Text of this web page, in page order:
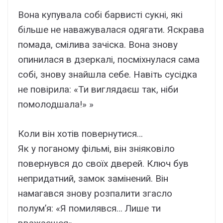
Вона купувала собі барвисті сукні, які
більше не наважувалася одягати. Яскрава
помада, смілива зачіска. Вона знову
опинилася в дзеркалі, посміхнулася сама
собі, знову знайшла себе. Навіть сусідка
не повірила: «Ти виглядаєш так, ніби
помолодшала!» »
Коли він хотів повернутися…
Як у поганому фільмі, він зніяковіло
повернувся до своїх дверей. Ключ був
непридатний, замок замінений. Він
намагався знову розпалити згасло
полум’я: «Я помилявся… Лише ти